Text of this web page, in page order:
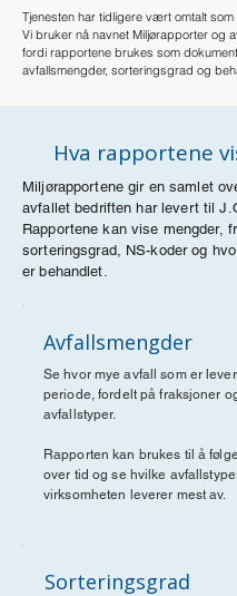
Tjenesten har tidligere vært omtalt som
Vi bruker nå navnet Miljørapporter og
fordi rapportene brukes som
avfallsmengder, sorteringsgrad og
Hva rapportene
Miljørapportene gir en samlet
avfallet bedriften har levert til
Rapportene kan vise mengder,
sorteringsgrad, NS-koder og
er behandlet.
Avfallsmengder
Se hvor mye avfall som er
periode, fordelt på fraksjoner
avfallstyper.
Rapporten kan brukes til å
over tid og se hvilke
virksomheten leverer mest av.
Sorteringsgrad